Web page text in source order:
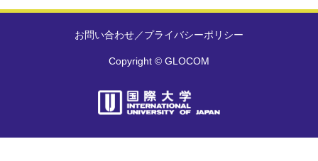
お問い合わせ／プライバシーポリシー
Copyright © GLOCOM